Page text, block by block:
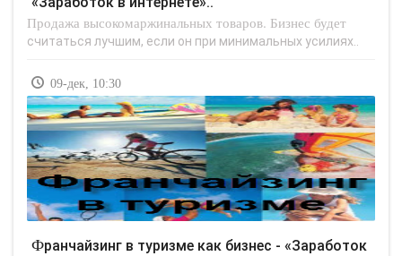
Продажа высокомаржинальных товаров. Бизнес будет
считаться лучшим, если он при минимальных усилиях..
09-дек, 10:30
Франчайзинг в туризме как бизнес - «Заработок